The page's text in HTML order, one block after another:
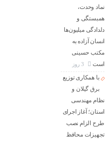
نماد وحدت،
همبستگی و
دلدادگی میلیون‌ها
انسان آزاده به
مکتب حسینی
است
با همکاری توزیع
برق گیلان و
نظام مهندسی
استان؛ آغاز اجرای
طرح الزام نصب
تجهیزات محافظ